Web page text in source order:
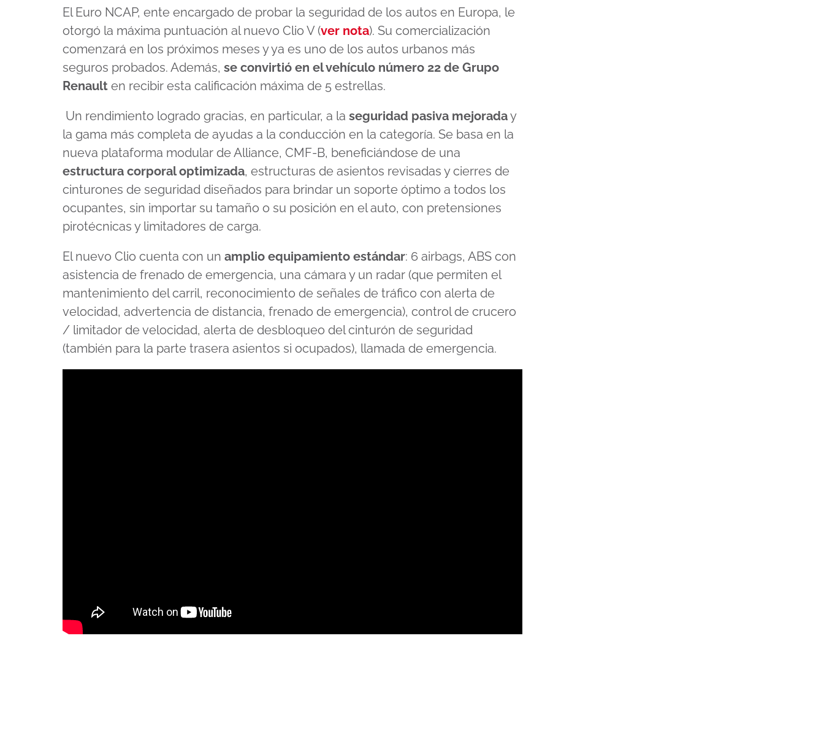
El Euro NCAP, ente encargado de probar la seguridad de los autos en Europa, le
otorgó la máxima puntuación al nuevo Clio V (ver nota). Su comercialización
comenzará en los próximos meses y ya es uno de los autos urbanos más
seguros probados. Además, se convirtió en el vehículo número 22 de Grupo
Renault en recibir esta calificación máxima de 5 estrellas.
Un rendimiento logrado gracias, en particular, a la seguridad pasiva mejoraday
la gama más completa de ayudas a la conducción en la categoría. Se basa en la
nueva plataforma modular de Alliance, CMF-B, beneficiándose de una
estructura corporal optimizada, estructuras de asientos revisadas y cierres de
cinturones de seguridad diseñados para brindar un soporte óptimo a todos los
ocupantes, sin importar su tamaño o su posición en el auto, con pretensiones
pirotécnicas y limitadores de carga.
El nuevo Clio cuenta con un amplio equipamiento estándar: 6 airbags, ABS con
asistencia de frenado de emergencia, una cámara y un radar (que permiten el
mantenimiento del carril, reconocimiento de señales de tráfico con alerta de
velocidad, advertencia de distancia, frenado de emergencia), control de crucero
/ limitador de velocidad, alerta de desbloqueo del cinturón de seguridad
(también para la parte trasera asientos si ocupados), llamada de emergencia.